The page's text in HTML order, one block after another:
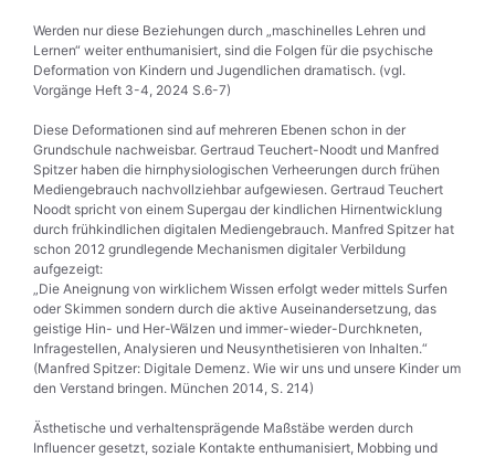
Werden nur diese Beziehungen durch „maschinelles Lehren und
Lernen“ weiter enthumanisiert, sind die Folgen für die psychische
Deformation von Kindern und Jugendlichen dramatisch. (vgl.
Vorgänge Heft 3-4, 2024 S.6-7)
Diese Deformationen sind auf mehreren Ebenen schon in der
Grundschule nachweisbar. Gertraud Teuchert-Noodt und Manfred
Spitzer haben die hirnphysiologischen Verheerungen durch frühen
Mediengebrauch nachvollziehbar aufgewiesen. Gertraud Teuchert
Noodt spricht von einem Supergau der kindlichen Hirnentwicklung
durch frühkindlichen digitalen Mediengebrauch. Manfred Spitzer hat
schon 2012 grundlegende Mechanismen digitaler Verbildung
aufgezeigt:
„Die Aneignung von wirklichem Wissen erfolgt weder mittels Surfen
oder Skimmen sondern durch die aktive Auseinandersetzung, das
geistige Hin- und Her-Wälzen und immer-wieder-Durchkneten,
Infragestellen, Analysieren und Neusynthetisieren von Inhalten.“
(Manfred Spitzer: Digitale Demenz. Wie wir uns und unsere Kinder um
den Verstand bringen. München 2014, S. 214)
Ästhetische und verhaltensprägende Maßstäbe werden durch
Influencer gesetzt, soziale Kontakte enthumanisiert, Mobbing und